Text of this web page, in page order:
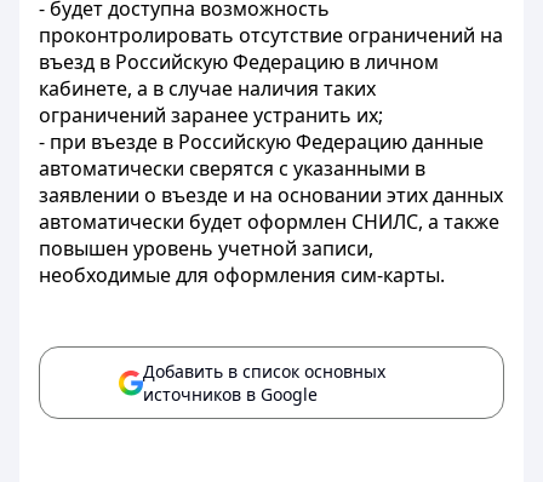
- будет доступна возможность
проконтролировать отсутствие ограничений на
въезд в Российскую Федерацию в личном
кабинете, а в случае наличия таких
ограничений заранее устранить их;
- при въезде в Российскую Федерацию данные
автоматически сверятся с указанными в
заявлении о въезде и на основании этих данных
автоматически будет оформлен СНИЛС, а также
повышен уровень учетной записи,
необходимые для оформления сим-карты.
Добавить в список основных
источников в Google